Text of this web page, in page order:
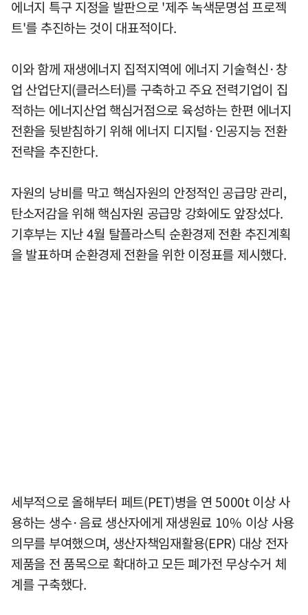
에너지 특구 지정을 발판으로 '제주 녹색문명섬 프로젝
트'를 추진하는 것이 대표적이다.
이와 함께 재생에너지 집적지역에 에너지 기술혁신·창
업 산업단지(클러스터)를 구축하고 주요 전력기업이 집
적하는 에너지산업 핵심거점으로 육성하는 한편 에너지
전환을 뒷받침하기 위해 에너지 디지털·인공지능 전환
전략을 추진한다.
자원의 낭비를 막고 핵심자원의 안정적인 공급망 관리,
탄소저감을 위해 핵심자원 공급망 강화에도 앞장섰다.
기후부는 지난 4월 탈플라스틱 순환경제 전환 추진계획
을 발표하며 순환경제 전환을 위한 이정표를 제시했다.
세부적으로 올해부터 페트(PET)병을 연 5000t 이상 사
용하는 생수·음료 생산자에게 재생원료 10% 이상 사용
의무를 부여했으며, 생산자책임재활용(EPR) 대상 전자
제품을 전 품목으로 확대하고 모든 폐가전 무상수거 체
계를 구축했다.